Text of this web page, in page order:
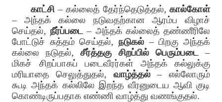
காட்சி – கல்லைத் தேர்ந்தெடுத்தல்,கால்கோள்
– அந்தக் கல்லை நடுவதற்கான ஆரம்ப விழாச்
செய்தல், நீர்ப்படை – அந்தக் கல்லைத் தண்ணீரிலே
போட்டுச் சுத்தம் செய்தல், நடுகல் – பிறகு அந்தக்
கல்லை நடுதல்,சீர்த்தகு சிறப்பில் பெரும்படை –
மிகச் சிறப்பாகப் படைவீரர்கள் அந்தக் கல்லுக்கு
மரியாதை செலுத்துதல், வாழ்த்தல்– எல்லோரும்
கூடி அந்தக் கல்லிலே இறந்த வீரனுடைய ஆவி குடி
கொண்டிருப்பதாக எண்ணி வாழ்த்து வணங்குதல்.